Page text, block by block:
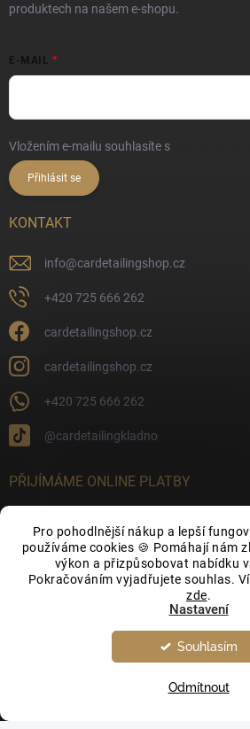
Pro pohodlnější nákup a lepší
používáme cookies 🍪 Pomáhají nám
výkon a přizpůsobovat nabídku
Pokračováním vyjadřujete souhlas.
zde.
Nastavení
Odmítnout
Souhlasím
produktech na našem e-shopu.
E-MAIL
Vložením e-mailu souhlasíte s
Přihlásit se
KONTAKT
info@cardetailingshop.cz
+420 725 666 262
cardetailingshop.cz
cardetailingshop.cz
+420 725 666 262
@cardetailingkladno
PŘIJÍMÁME ONLINE PLATBY
FACEBOOK
CarDetailingShop.cz.